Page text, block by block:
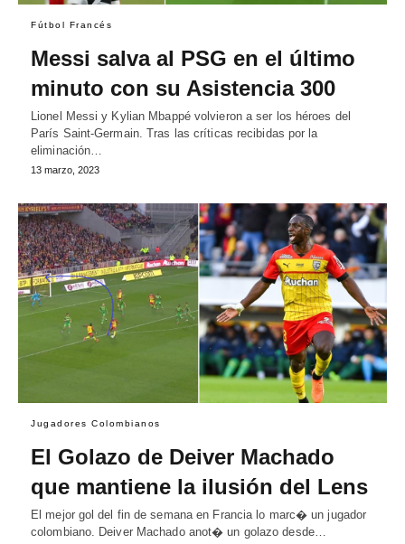
Fútbol Francés
Messi salva al PSG en el último
minuto con su Asistencia 300
Lionel Messi y Kylian Mbappé volvieron a ser los héroes del
París Saint-Germain. Tras las críticas recibidas por la
eliminación…
13 marzo, 2023
Jugadores Colombianos
El Golazo de Deiver Machado
que mantiene la ilusión del Lens
El mejor gol del fin de semana en Francia lo marc� un jugador
colombiano. Deiver Machado anot� un golazo desde…